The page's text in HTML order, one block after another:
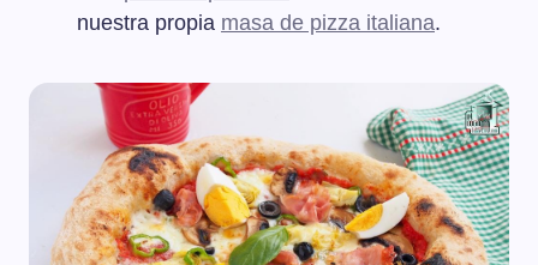
nuestra propia masa de pizza italiana.